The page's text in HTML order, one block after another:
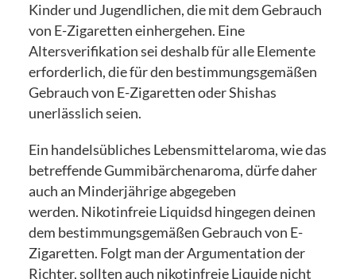
Kinder und Jugendlichen, die mit dem Gebrauch
von E-Zigaretten einhergehen. Eine
Altersverifikation sei deshalb für alle Elemente
erforderlich, die für den bestimmungsgemäßen
Gebrauch von E-Zigaretten oder Shishas
unerlässlich seien.
Ein handelsübliches Lebensmittelaroma, wie das
betreffende Gummibärchenaroma, dürfe daher
auch an Minderjährige abgegeben
werden. Nikotinfreie Liquidsd hingegen deinen
dem bestimmungsgemäßen Gebrauch von E-
Zigaretten. Folgt man der Argumentation der
Richter, sollten auch nikotinfreie Liquide nicht